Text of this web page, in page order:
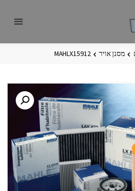
מסנן אויר MAHLX15912